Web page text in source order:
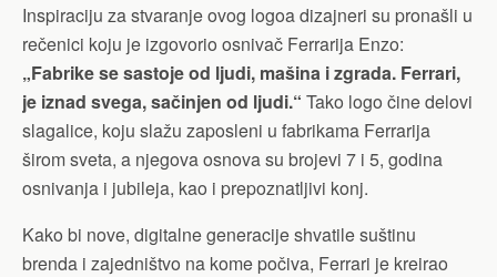
Inspiraciju za stvaranje ovog logoa dizajneri su pronašli u
rečenici koju je izgovorio osnivač Ferrarija Enzo:
„Fabrike se sastoje od ljudi, mašina i zgrada. Ferrari,
je iznad svega, sačinjen od ljudi.“ Tako logo čine delovi
slagalice, koju slažu zaposleni u fabrikama Ferrarija
širom sveta, a njegova osnova su brojevi 7 i 5, godina
osnivanja i jubileja, kao i prepoznatljivi konj.
Kako bi nove, digitalne generacije shvatile suštinu
brenda i zajedništvo na kome počiva, Ferrari je kreirao